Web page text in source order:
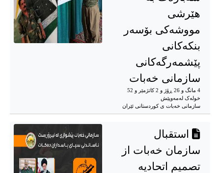
هێرشی
مووشه‌کی بۆسه‌ر
بنکه‌کانی
پێشمه‌‌رگه‌کانی
سازمانی خەبات
4 مانگ و 26 ڕۆژ و 2 کاتژمێر و 52
خوله‌ک له‌مه‌وپێش‌
سازمانی خەبات ی کوردستانی ئێران
استقبال
سازمان خەبات از
تصمیم اتحادیه